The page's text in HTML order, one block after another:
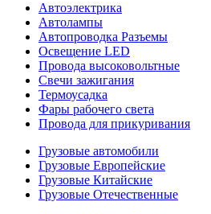
Автоэлектрика
Автолампы
Автопроводка Разъемы
Освещение LED
Провода высоковольтные
Свечи зажигания
Термоусадка
Фары рабочего света
Провода для прикуривания
Грузовые автомобили
Грузовые Европейские
Грузовые Китайские
Грузовые Отечественные